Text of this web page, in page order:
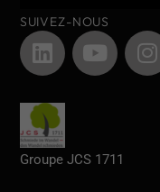
SUIVEZ-NOUS
Groupe JCS 1711